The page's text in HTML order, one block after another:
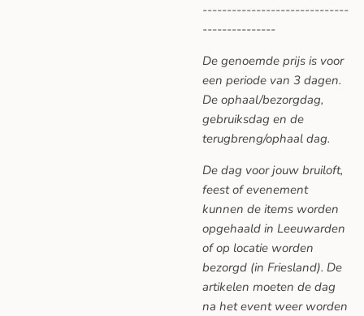
------------------------------
---------------
De genoemde prijs is voor
een periode van 3 dagen.
De ophaal/bezorgdag,
gebruiksdag en de
terugbreng/ophaal dag.
De dag voor jouw bruiloft,
feest of evenement
kunnen de items worden
opgehaald in Leeuwarden
of op locatie worden
bezorgd (in Friesland). De
artikelen moeten de dag
na het event weer worden